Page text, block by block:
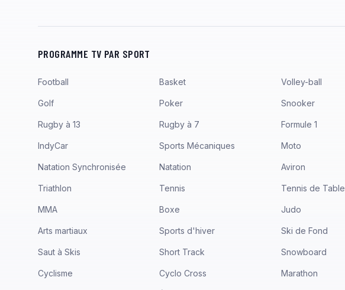
PROGRAMME TV PAR SPORT
Football Basket Volley-ball
Golf Poker Snooker
Rugby à 13 Rugby à 7 Formule 1
IndyCar Sports Mécaniques Moto
Natation Synchronisée Natation Aviron
Triathlon Tennis Tennis de Table
MMA Boxe Judo
Arts martiaux Sports d'hiver Ski de Fond
Saut à Skis Short Track Snowboard
Cyclisme Cyclo Cross Marathon